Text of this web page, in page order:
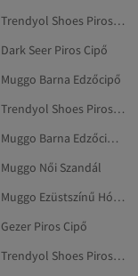
Trendyol Shoes Piros Cipők
Dark Seer Piros Cipő
Muggo Barna Edzőcipő
Trendyol Shoes Piros Edzőcipő
Muggo Barna Edzőcipők
Muggo Női Szandál
Muggo Ezüstszínű Hótaposó
Gezer Piros Cipő
Trendyol Shoes Piros Edzőcipők